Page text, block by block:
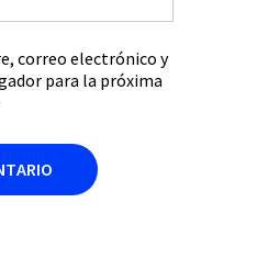
correo electrónico y
para la próxima